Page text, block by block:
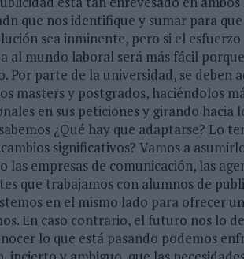
que nos identifique y sumar para
sea inminente, pero si el
al mundo laboral será más fácil
Por parte de la universidad, se deben
masters y postgrados, haciéndolos
en sus peticiones y girando hacia
¿Qué hay que adaptarse? Lo
significativos? Vamos a
las empresas de comunicación, las
que trabajamos con alumnos de
en el mismo lado para ofrecer
En caso contrario, el futuro nos lo
lo que está pasando podemos